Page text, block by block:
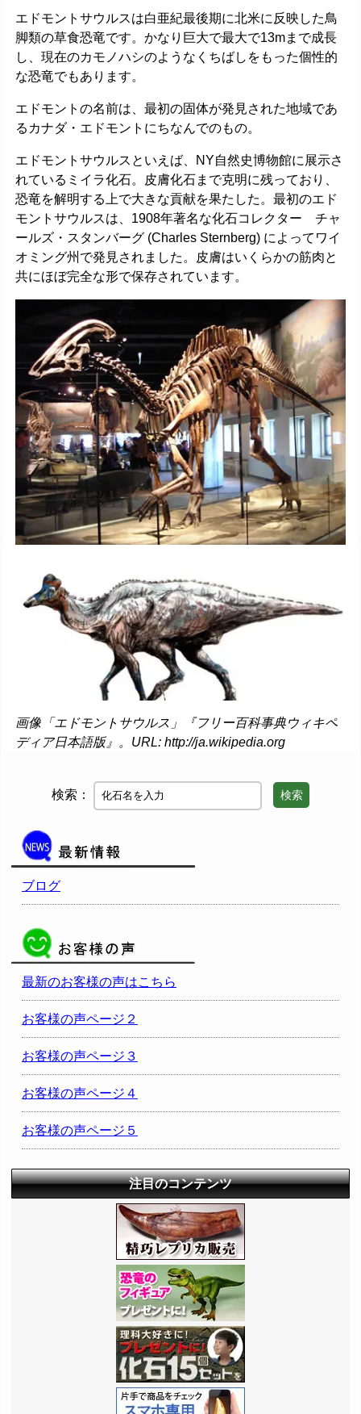
エドモントサウルスは白亜紀最後期に北米に反映した鳥
脚類の草食恐竜です。かなり巨大で最大で13mまで成長
し、現在のカモノハシのようなくちばしをもった個性的
な恐竜でもあります。
エドモントの名前は、最初の固体が発見された地域であ
るカナダ・エドモントにちなんでのもの。
エドモントサウルスといえば、NY自然史博物館に展示さ
れているミイラ化石。皮膚化石まで克明に残っており、
恐竜を解明する上で大きな貢献を果たした。最初のエド
モントサウルスは、1908年著名な化石コレクター チャ
ールズ・スタンバーグ (Charles Sternberg) によってワイ
オミング州で発見されました。皮膚はいくらかの筋肉と
共にほぼ完全な形で保存されています。
画像「エドモントサウルス」『フリー百科事典ウィキペ
ディア日本語版』。URL: http://ja.wikipedia.org
検索： 検索
ブログ
最新のお客様の声はこちら
お客様の声ページ２
お客様の声ページ３
お客様の声ページ４
お客様の声ページ５
注目のコンテンツ